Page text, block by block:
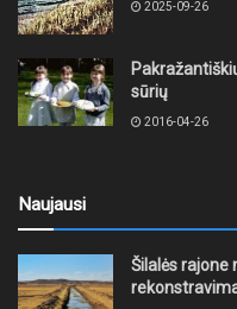
2025-09-26
sūrių
2016-04-26
Naujausi
Šilalės